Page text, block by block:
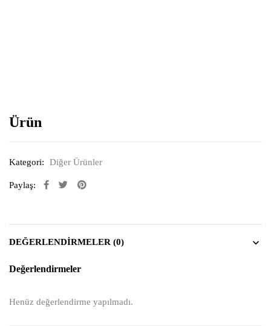
Ürün
Kategori: Diğer Ürünler
Paylaş:
DEĞERLENDIRMELER (0)
Değerlendirmeler
Henüz değerlendirme yapılmadı.